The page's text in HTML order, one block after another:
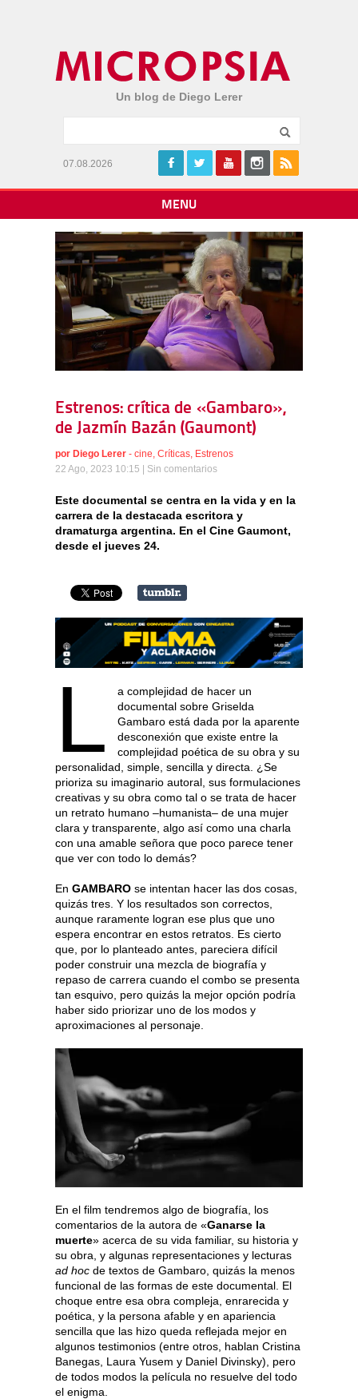
Un blog de Diego Lerer
07.08.2026
MENU
Estrenos: crítica de «Gambaro»,
de Jazmín Bazán (Gaumont)
por Diego Lerer - cine, Críticas, Estrenos
22 Ago, 2023 10:15 | Sin comentarios
Este documental se centra en la vida y en la
carrera de la destacada escritora y
dramaturga argentina. En el Cine Gaumont,
desde el jueves 24.
L
a complejidad de hacer un
documental sobre Griselda
Gambaro está dada por la aparente
desconexión que existe entre la
complejidad poética de su obra y su
personalidad, simple, sencilla y directa. ¿Se
prioriza su imaginario autoral, sus formulaciones
creativas y su obra como tal o se trata de hacer
un retrato humano –humanista– de una mujer
clara y transparente, algo así como una charla
con una amable señora que poco parece tener
que ver con todo lo demás?
En GAMBARO se intentan hacer las dos cosas,
quizás tres. Y los resultados son correctos,
aunque raramente logran ese plus que uno
espera encontrar en estos retratos. Es cierto
que, por lo planteado antes, pareciera difícil
poder construir una mezcla de biografía y
repaso de carrera cuando el combo se presenta
tan esquivo, pero quizás la mejor opción podría
haber sido priorizar uno de los modos y
aproximaciones al personaje.
En el film tendremos algo de biografía, los
comentarios de la autora de «Ganarse la
muerte» acerca de su vida familiar, su historia y
su obra, y algunas representaciones y lecturas
ad hoc de textos de Gambaro, quizás la menos
funcional de las formas de este documental. El
choque entre esa obra compleja, enrarecida y
poética, y la persona afable y en apariencia
sencilla que las hizo queda reflejada mejor en
algunos testimonios (entre otros, hablan Cristina
Banegas, Laura Yusem y Daniel Divinsky), pero
de todos modos la película no resuelve del todo
el enigma.